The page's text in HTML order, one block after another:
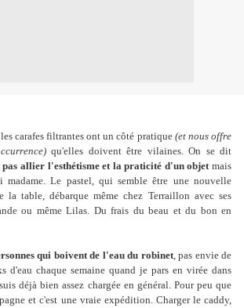
carafes filtrantes ont un côté pratique (et nous offre
qu'elles doivent être vilaines. On se dit
pas allier l'esthétisme et la praticité d'un objetmais
Le pastel, qui semble être une nouvelle
la table, débarque même chez Terraillon avec ses
ou même Lilas. Du frais du beau et du bon en
qui boivent de l'eau du robinet, pas envie de
d'eau chaque semaine quand je pars en virée dans
déjà bien assez chargée en général. Pour peu que
et c'est une vraie expédition. Charger le caddy,